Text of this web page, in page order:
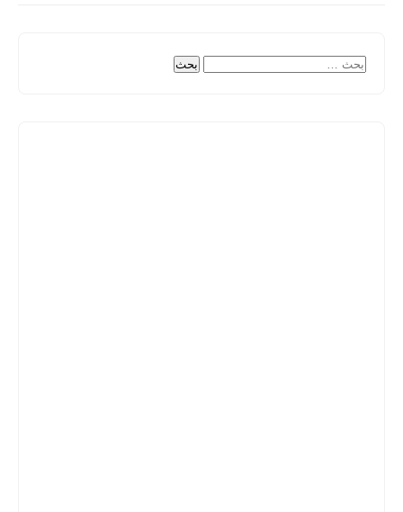
البحث